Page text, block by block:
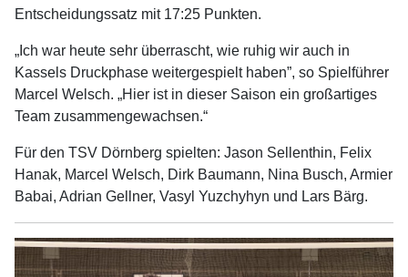
Entscheidungssatz mit 17:25 Punkten.
„Ich war heute sehr überrascht, wie ruhig wir auch in
Kassels Druckphase weitergespielt haben”, so Spielführer
Marcel Welsch. „Hier ist in dieser Saison ein großartiges
Team zusammengewachsen.“
Für den TSV Dörnberg spielten: Jason Sellenthin, Felix
Hanak, Marcel Welsch, Dirk Baumann, Nina Busch, Armier
Babai, Adrian Gellner, Vasyl Yuzchyhyn und Lars Bärg.